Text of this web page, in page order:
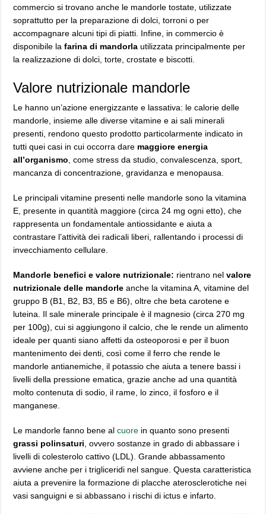
commercio si trovano anche le mandorle tostate, utilizzate
soprattutto per la preparazione di dolci, torroni o per
accompagnare alcuni tipi di piatti. Infine, in commercio è
disponibile lafarina di mandorla utilizzata principalmente per
la realizzazione di dolci, torte, crostate e biscotti.
Valore nutrizionale mandorle
Le hanno un’azione energizzante e lassativa: le calorie delle
mandorle, insieme alle diverse vitamine e ai sali minerali
presenti, rendono questo prodotto particolarmente indicato in
tutti quei casi in cui occorra dare maggiore energia
all’organismo , come stress da studio, convalescenza, sport,
mancanza di concentrazione, gravidanza e menopausa.
Le principali vitamine presenti nelle mandorle sono la vitamina
E, presente in quantità maggiore (circa 24 mg ogni etto), che
rappresenta un fondamentale antiossidante e aiuta a
contrastare l’attività dei radicali liberi, rallentando i processi di
invecchiamento cellulare.
Mandorle benefici e valore nutrizionale: rientrano nel valore
nutrizionale delle mandorleanche la vitamina A, vitamine del
gruppo B (B1, B2, B3, B5 e B6), oltre che beta carotene e
luteina. Il sale minerale principale è il magnesio (circa 270 mg
per 100g), cui si aggiungono il calcio, che le rende un alimento
ideale per quanti siano affetti da osteoporosi e per il buon
mantenimento dei denti, così come il ferro che rende le
mandorle antianemiche, il potassio che aiuta a tenere bassi i
livelli della pressione ematica, grazie anche ad una quantità
molto contenuta di sodio, il rame, lo zinco, il fosforo e il
manganese.
Le mandorle fanno bene alcuore in quanto sono presenti
grassi polinsaturi , ovvero sostanze in grado di abbassare i
livelli di colesterolo cattivo (LDL). Grande abbassamento
avviene anche per i trigliceridi nel sangue. Questa caratteristica
aiuta a prevenire la formazione di placche aterosclerotiche nei
vasi sanguigni e si abbassano i rischi di ictus e infarto.